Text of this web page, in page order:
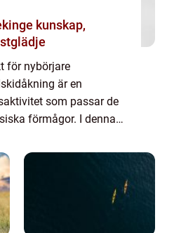
för nybörjare
är en
som passar de
förmågor. I denna
åker längdskidor,